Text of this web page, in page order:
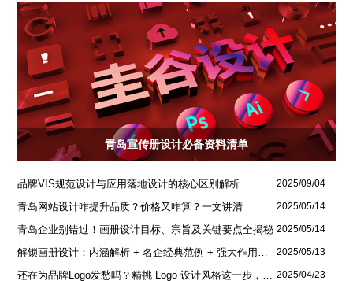
青岛宣传册设计必备资料清单
品牌VIS规范设计与应用落地设计的核心区别解析 2025/09/04
青岛网站设计咋提升品质？价格又咋算？一文讲清 2025/05/14
青岛企业别错过！画册设计目标、宗旨及关键要点全揭秘 2025/05/14
2025/05/13
2025/04/23